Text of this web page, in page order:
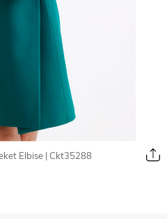
Yağmurluk
Elbise | Ckt35288